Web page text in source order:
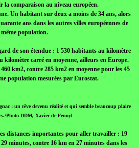
la comparaison au niveau européen.
Un habitant sur deux a moins de 34 ans, alors
ans dans les autres villes européennes de
même population.
de son étendue : 1 530 habitants au kilomètre
kilomètre carré en moyenne, ailleurs en Europe.
km2, contre 285 km2 en moyenne pour les 45
population mesurées par Eurostat.
: un rêve devenu réalité et qui semble beaucoup plaire
Photo DDM, Xavier de Fenoyl
distances importantes pour aller travailler : 19
minutes, contre 16 km en 27 minutes dans les